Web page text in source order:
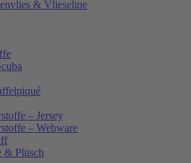
& Vlieseline
– Jersey
– Webware
& Plüsch